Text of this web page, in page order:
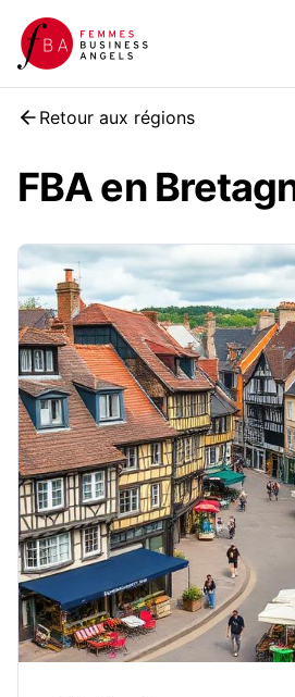
Retour aux régions
FBA en